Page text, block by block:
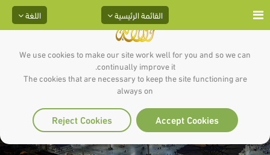
We use cookies to make our site work well for you and so we can
continually improve it.
The cookies that are necessary to keep the site functioning are
always on
Accept Cookies
Reject Cookies
اللغة القائمة الرئيسية
سنة التهليل